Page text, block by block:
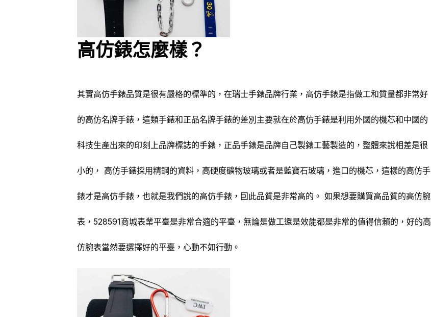
高仿錶怎麼樣？
其實高仿手錶品質是很有嚴格的標準的，在瑞士手錶品牌行業，高仿手錶是指做工和質量都非常好
的高仿名牌手錶，這類手錶和正品名牌手錶的差別主要就在於高仿手錶是利用外國的機芯和中國的
科技生產出來的印刻上品牌標誌的手錶，正品手錶是品牌自己製錶工藝製造的，整體來說相差是很
小的， 高仿手錶採用精鋼的資料，高硬度礦物玻璃或者是藍寶石玻璃，進口的機芯，這樣的高仿手
錶才是高仿手錶，也就是我們說的高仿手錶，囙此品質是非常高的。 如果想要購買高品質的高仿腕
表，528591商城表業平臺是非常合適的平臺，無論是做工還是效能都是非常的值得信賴的，好的高
仿腕表當然要選擇好的平臺，心動不如行動。